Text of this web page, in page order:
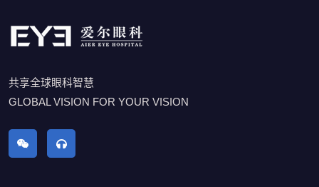
共享全球眼科智慧
GLOBAL VISION FOR YOUR VISION